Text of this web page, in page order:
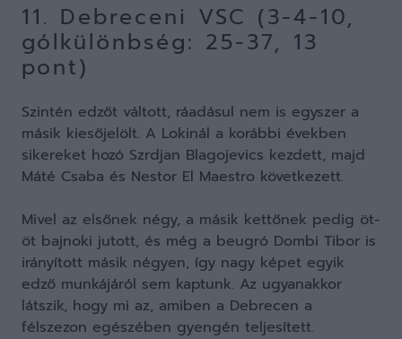
11. Debreceni VSC (3-4-10,
gólkülönbség: 25-37, 13
pont)
Szintén edzőt váltott, ráadásul nem is egyszer a
másik kiesőjelölt. A Lokinál a korábbi években
sikereket hozó Szrdjan Blagojevics kezdett, majd
Máté Csaba és Nestor El Maestro következett.
Mivel az elsőnek négy, a másik kettőnek pedig öt-
öt bajnoki jutott, és még a beugró Dombi Tibor is
irányított másik négyen, így nagy képet egyik
edző munkájáról sem kaptunk. Az ugyanakkor
látszik, hogy mi az, amiben a Debrecen a
félszezon egészében gyengén teljesített.